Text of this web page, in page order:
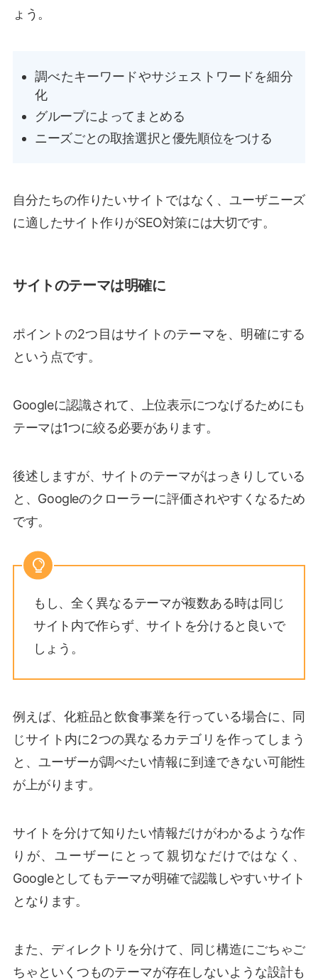
ょう。
調べたキーワードやサジェストワードを細分
化
グループによってまとめる
ニーズごとの取捨選択と優先順位をつける
自分たちの作りたいサイトではなく、ユーザニーズ
に適したサイト作りがSEO対策には大切です。
サイトのテーマは明確に
ポイントの2つ目はサイトのテーマを、明確にする
という点です。
Googleに認識されて、上位表示につなげるためにも
テーマは1つに絞る必要があります。
後述しますが、サイトのテーマがはっきりしている
と、Googleのクローラーに評価されやすくなるため
です。
もし、全く異なるテーマが複数ある時は同じ
サイト内で作らず、サイトを分けると良いで
しょう。
例えば、化粧品と飲食事業を行っている場合に、同
じサイト内に2つの異なるカテゴリを作ってしまう
と、ユーザーが調べたい情報に到達できない可能性
が上がります。
サイトを分けて知りたい情報だけがわかるような作
りが、ユーザーにとって親切なだけではなく、
Googleとしてもテーマが明確で認識しやすいサイト
となります。
また、ディレクトリを分けて、同じ構造にごちゃご
ちゃといくつものテーマが存在しないような設計も